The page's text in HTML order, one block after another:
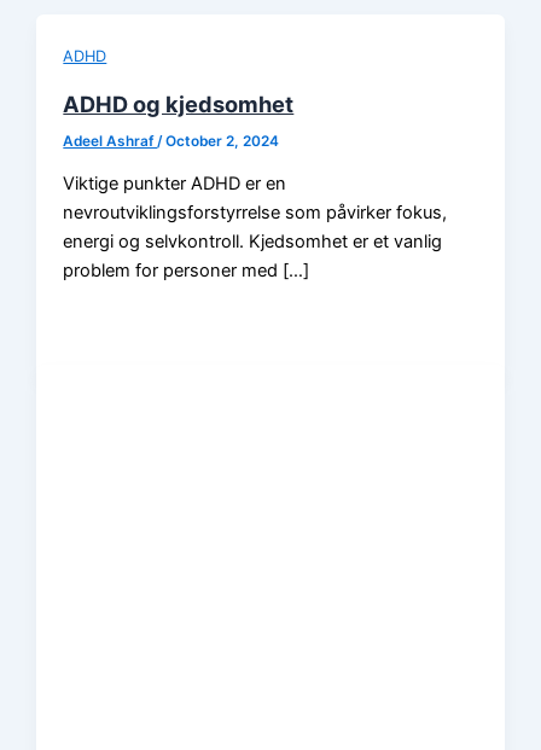
ADHD
ADHD og kjedsomhet
Adeel Ashraf /October 2, 2024
Viktige punkter ADHD er en
nevroutviklingsforstyrrelse som påvirker fokus,
energi og selvkontroll. Kjedsomhet er et vanlig
problem for personer med […]